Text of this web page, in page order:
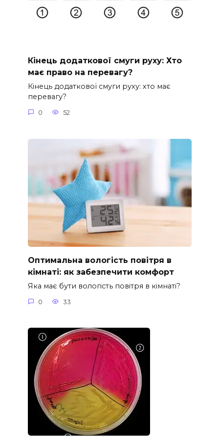
Кінець додаткової смуги руху: Хто
має право на перевагу?
Кінець додаткової смуги руху: хто має
перевагу?
0 52
Оптимальна вологість повітря в
кімнаті: як забезпечити комфорт
Яка має бути вологість повітря в кімнаті?
0 33